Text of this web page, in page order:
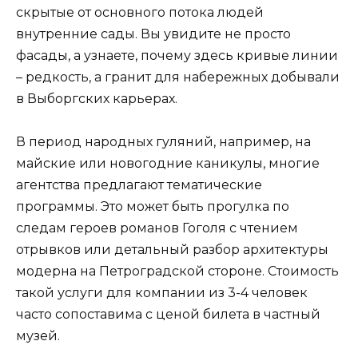
скрытые от основного потока людей
внутренние сады. Вы увидите не просто
фасады, а узнаете, почему здесь кривые линии
– редкость, а гранит для набережных добывали
в Выборгских карьерах.
В период народных гуляний, например, на
майские или новогодние каникулы, многие
агентства предлагают тематические
программы. Это может быть прогулка по
следам героев романов Гоголя с чтением
отрывков или детальный разбор архитектуры
модерна на Петроградской стороне. Стоимость
такой услуги для компании из 3-4 человек
часто сопоставима с ценой билета в частный
музей.